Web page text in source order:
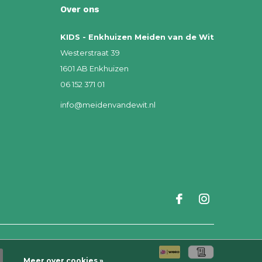
Over ons
KIDS - Enkhuizen Meiden van de Wit
Westerstraat 39
1601 AB Enkhuizen
06 152 371 01
info@meidenvandewit.nl